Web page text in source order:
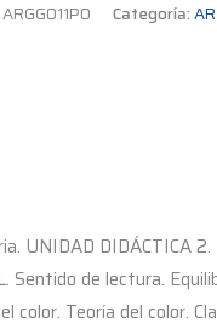
ARGG011PO Categoría:
UNIDAD DIDÁCTICA
Sentido de lectura.
Teoría del color.